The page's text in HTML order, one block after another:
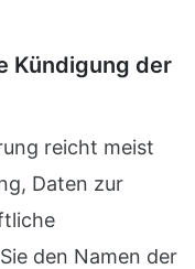
Kündigung der
reicht meist
Daten zur
den Namen der